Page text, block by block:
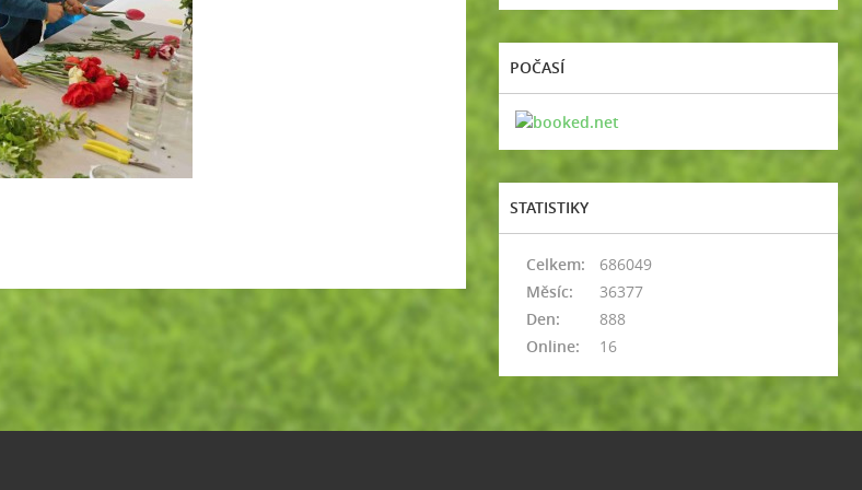
POČASÍ
STATISTIKY
Online: 16
Celkem:
686049
Měsíc:
36377
Den:
888